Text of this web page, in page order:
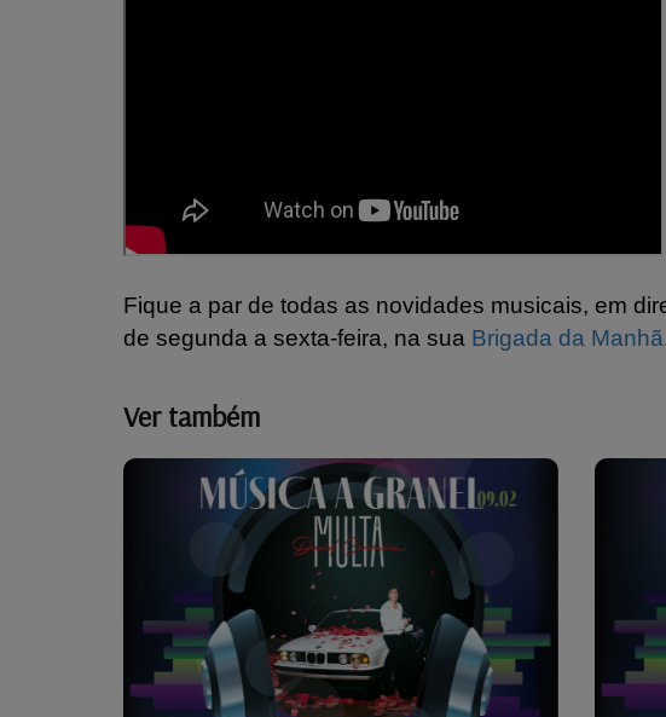
Fique a par de todas as novidades musicais, em
de segunda a sexta-feira, na sua Brigada da Manhã
Ver também